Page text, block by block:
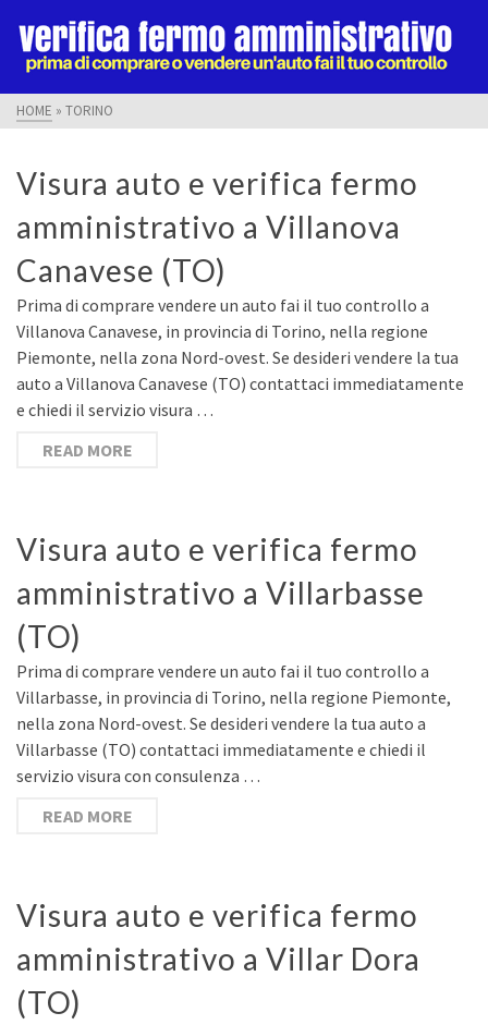
HOME » TORINO
Visura auto e verifica fermo
amministrativo a Villanova
Canavese (TO)
Prima di comprare vendere un auto fai il tuo controllo a
Villanova Canavese, in provincia di Torino, nella regione
Piemonte, nella zona Nord-ovest. Se desideri vendere la tua
auto a Villanova Canavese (TO) contattaci immediatamente
e chiedi il servizio visura …
READ MORE
Visura auto e verifica fermo
amministrativo a Villarbasse
(TO)
Prima di comprare vendere un auto fai il tuo controllo a
Villarbasse, in provincia di Torino, nella regione Piemonte,
nella zona Nord-ovest. Se desideri vendere la tua auto a
Villarbasse (TO) contattaci immediatamente e chiedi il
servizio visura con consulenza …
READ MORE
Visura auto e verifica fermo
amministrativo a Villar Dora
(TO)